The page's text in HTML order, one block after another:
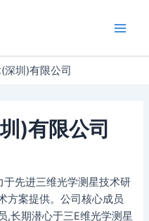
深圳)有限公司
)有限公司
先进三维光学测星技术研
方案提供。公司核心成员
,长期潜心于三E维光学测星